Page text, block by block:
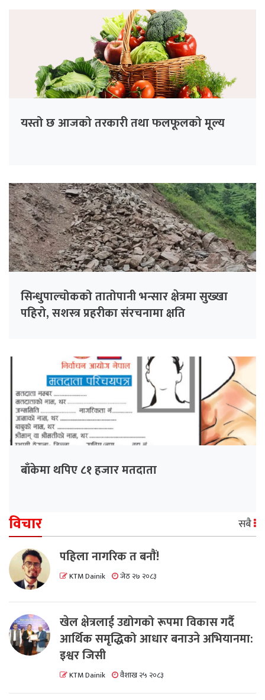
यस्तो छ आजको तरकारी तथा फलफूलको मूल्य
सिन्धुपाल्चोकको तातोपानी भन्सार क्षेत्रमा सुख्खा
पहिरो, सशस्त्र प्रहरीका संरचनामा क्षति
बाँकेमा थपिए ८१ हजार मतदाता
विचार सबै
पहिला नागरिक त बनाैं!
KTM Dainik जेठ २७ २०८३
खेल क्षेत्रलाई उद्योगको रूपमा विकास गर्दै
आर्थिक समृद्धिको आधार बनाउने अभियानमा:
इश्वर जिसी
KTM Dainik वैशाख २५ २०८३